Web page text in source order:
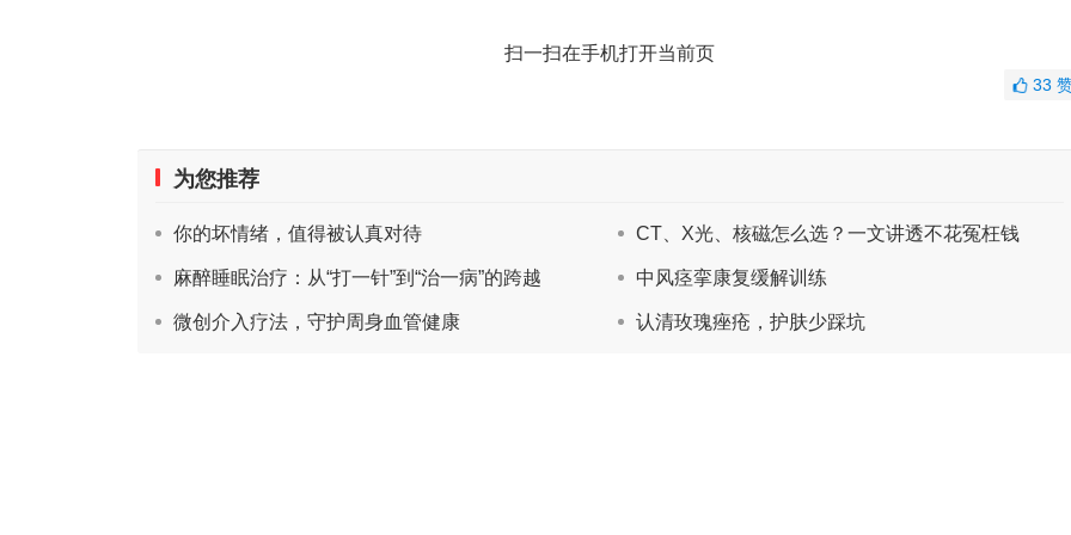
扫一扫在手机打开当前页
33
为您推荐
你的坏情绪，值得被认真对待 CT、X光、核磁怎么选？一文讲透不花冤枉钱
麻醉睡眠治疗：从“打一针”到“治一病”的跨越 中风痉挛康复缓解训练
微创介入疗法，守护周身血管健康 认清玫瑰痤疮，护肤少踩坑